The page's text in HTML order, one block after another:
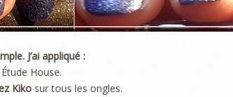
J’ai appliqué :
House.
Kiko sur tous les ongles.